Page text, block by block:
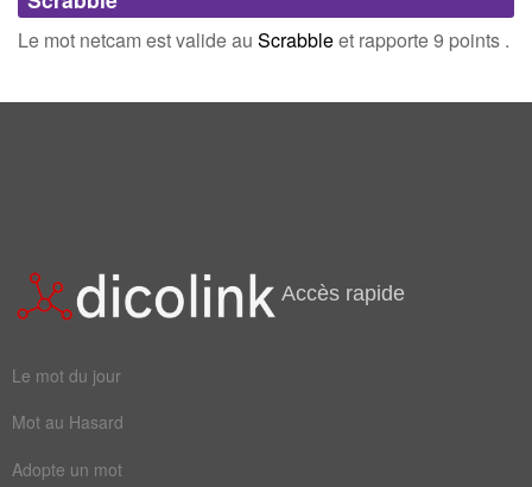
Mots liés par leur sémantique
Connectez-vous inscrivez-vous
Le mot netcam est valide au Scrabbleet rapporte 9 points .
Accès rapide
Le mot du jour
Mot au Hasard
Adopte un mot